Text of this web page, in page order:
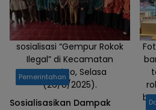
sosialisasi “Gempur Rokok
Ilegal” di Kecamatan
Wonotirto, Selasa
(26/8/2025).
Pemerintahan
Sosialisasikan Dampak